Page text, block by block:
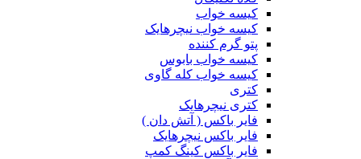
کیسه خواب
کیسه خواب نیچرهایک
پتو گرم کننده
کیسه خواب بابوس
کیسه خواب کله گاوی
کتری
کتری نیچرهایک
فایر باکس ( آتش دان )
فایر باکس نیچرهایک
فایر باکس کینگ کمپ